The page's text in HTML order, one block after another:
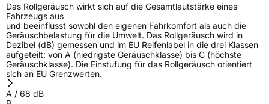
Das Rollgeräusch wirkt sich auf die Gesamtlautstärke eines
Fahrzeugs aus
und beeinflusst sowohl den eigenen Fahrkomfort als auch die
Geräuschbelastung für die Umwelt. Das Rollgeräusch wird in
Dezibel (dB) gemessen und im EU Reifenlabel in die drei Klassen
aufgeteilt: von A (niedrigste Geräuschklasse) bis C (höchste
Geräuschklasse). Die Einstufung für das Rollgeräusch orientiert
sich an EU Grenzwerten.
A / 68 dB